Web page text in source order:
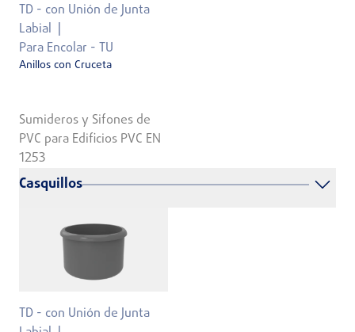
TD - con Unión de Junta
Labial
Para Encolar - TU
Anillos con Cruceta
Sumideros y Sifones de
PVC para Edificios PVC EN
1253
Casquillos
TD - con Unión de Junta